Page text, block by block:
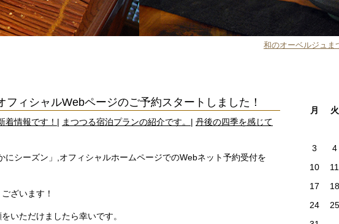
和のオーベルジュま
ィシャルWebページのご予約スタートしました！
着情報です！ | まつつる宿泊プランの紹介です。 | 丹後の四季を感じて
シーズン」, オフィシャルホームページでのWebネット予約受付を
ざいます！
いただけましたら幸いです。
月 火
3
4
10
11
17
18
24
25